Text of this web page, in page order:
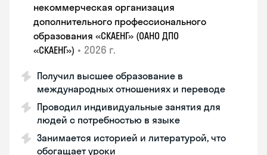
некоммерческая организация
дополнительного профессионального
образования «СКАЕНГ» (ОАНО ДПО
«СКАЕНГ») • 2026 г.
Получил высшее образование в
международных отношениях и переводе
Проводил индивидуальные занятия для
людей с потребностью в языке
Занимается историей и литературой, что
обогащает уроки